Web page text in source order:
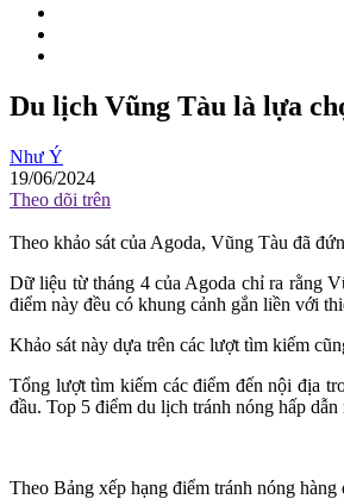
Du lịch Vũng Tàu là lựa
Như Ý
19/06/2024
Theo dõi trên
Theo khảo sát của Agoda, Vũng Tàu đã
Dữ liệu từ tháng 4 của Agoda chỉ ra rằng
điểm này đều có khung cảnh gắn liền với
Khảo sát này dựa trên các lượt tìm kiếm
Tổng lượt tìm kiếm các điểm đến nội địa
đầu. Top 5 điểm du lịch tránh nóng hấp
Theo Bảng xếp hạng điểm tránh nóng